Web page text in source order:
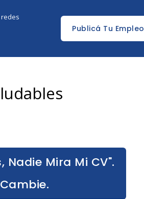
Publicá Tu Empleo
Nadie Mira Mi CV".